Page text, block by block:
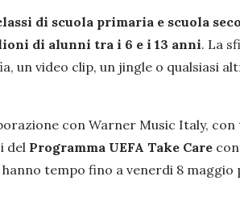
di scuola primaria e scuola
di alunni tra i 6 e i 13 anni. La
un video clip, un jingle o qualsiasi
con Warner Music Italy,
del Programma UEFA Take Care
tempo fino a venerdi 8